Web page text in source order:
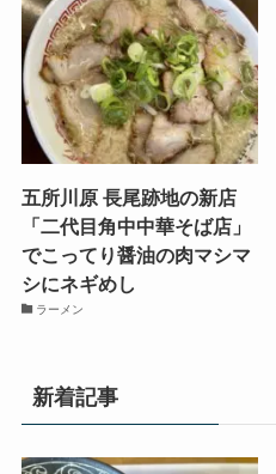
五所川原 長尾跡地の新店
「二代目角中中華そば店」
でこってり醤油の肉マシマ
シにネギめし
ラーメン
新着記事